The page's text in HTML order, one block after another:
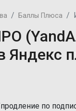
Баллы Плюса
Яндекс
по